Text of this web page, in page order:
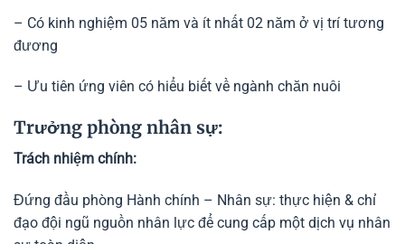
– Có kinh nghiệm 05 năm và ít nhất 02 năm ở vị trí tương
đương
– Ưu tiên ứng viên có hiểu biết về ngành chăn nuôi
Trưởng phòng nhân sự:
Trách nhiệm chính:
Đứng đầu phòng Hành chính – Nhân sự: thực hiện & chỉ
đạo đội ngũ nguồn nhân lực để cung cấp một dịch vụ nhân